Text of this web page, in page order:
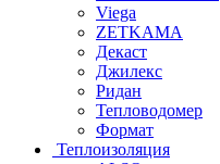
Viega
ZETKAMA
Декаст
Джилекс
Ридан
Тепловодомер
Формат
Теплоизоляция